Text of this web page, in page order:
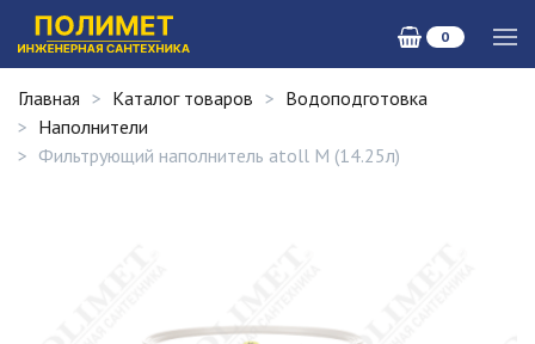
0
Главная Каталог товаров
Водоподготовка
Наполнители
Фильтрующий наполнитель atoll M (14.25л)